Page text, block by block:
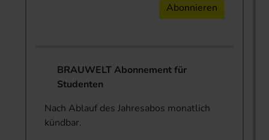
Abonnieren
BRAUWELT Abonnement für
Studenten
Nach Ablauf des Jahresabos monatlich
kündbar.